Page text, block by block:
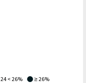
24 < 26%
≥ 26%